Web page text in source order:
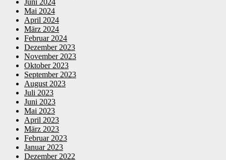
Juni 2024
Mai 2024
April 2024
März 2024
Februar 2024
Dezember 2023
November 2023
Oktober 2023
September 2023
August 2023
Juli 2023
Juni 2023
Mai 2023
April 2023
März 2023
Februar 2023
Januar 2023
Dezember 2022